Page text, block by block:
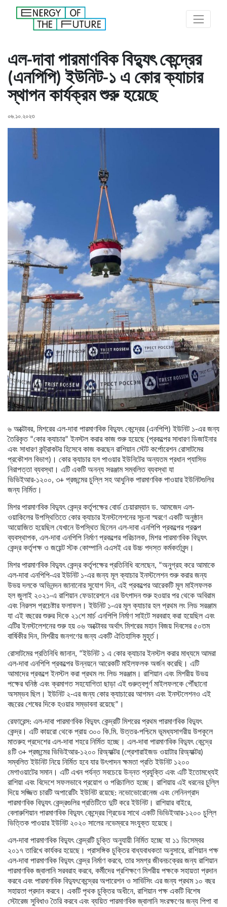
এল-দাবা পারমাণবিক বিদ্যুৎ কেন্দ্রের
(এনপিপি) ইউনিট-১ এ কোর ক্যাচার
স্থাপন কার্যক্রম শুরু হয়েছে
০৬.১০.২০২৩
৬ অক্টোবর, মিশরের এল-দাবা পারমাণবিক বিদ্যুৎ কেন্দ্রের (এনপিপি) ইউনিট ১-এর জন্য
তৈরিকৃত “কোর ক্যাচার” ইনস্টল করার কাজ শুরু হয়েছে (প্রকল্পের সাধারণ ডিজাইনার
এবং সাধারণ কন্ট্রাকটর হিসেবে কাজ করছেন রাশিয়ান স্টেট কর্পোরেশন রোসাটমের
প্রকৌশল বিভাগ)। কোর ক্যাচার হল পাওয়ার ইউনিটের অন্যতম প্রধান প্যাসিভ
নিরাপত্তা ব্যবস্থা। এটি একটি অনন্য সরঞ্জাম সম্বলিত ব্যবস্থা যা
ভিভিইআর-১২০০, ৩+ প্রজন্মের চুল্লি সহ আধুনিক পারমাণবিক পাওয়ার ইউনিটগুলির
জন্য নির্মিত।
মিশর পারমাণবিক বিদ্যুৎ কেন্দ্র কর্তৃপক্ষের বোর্ড চেয়ারম্যান ড. আমজেদ এল-
ওয়াকিলের উপস্থিতিতে কোর ক্যাচার ইনস্টলেশনের সূচনা স্মরণে একটি অনুষ্ঠান
আয়োজিত হয়েছিল যেখানে উপস্থিত ছিলেন এল-দাবা এনপিপি প্রকল্পের প্রকল্প
ব্যবস্থাপক, এল-দাবা এনপিপি নির্মাণ প্রকল্পের পরিচালক, মিশর পারমাণবিক বিদ্যুৎ
কেন্দ্র কর্তৃপক্ষ ও জয়েন্ট স্টক কোম্পানি এএসই এর উচ্চ পদস্ত কর্মকর্তাবৃন্দ।
মিশর পারমাণবিক বিদ্যুৎ কেন্দ্র কর্তৃপক্ষের প্রতিনিধি বলেছেন, “অনুগ্রহ করে আমাকে
এল-দাবা এনপিপি-এর ইউনিট ১-এর জন্য মূল ক্যাচার ইনস্টলেশন শুরু করার জন্য
উভয় দলকে অভিনন্দন জানানোর সুযোগ দিন, এই প্রকল্পের আরেকটি মূল মাইলফলক
হল জুলাই ২০২১-এ রাশিয়ান ফেডারেশনে এর উৎপাদন শুরু হওয়ার পর থেকে অবিরাম
এবং নিরলস প্রচেষ্টার ফলাফল। ইউনিট ১-এর মূল ক্যাচার হল প্রথম লং লিড সরঞ্জাম
যা এই বছরের শুরুর দিকে ২১শে মার্চ এনপিপি নির্মাণ সাইটে সরবরাহ করা হয়েছিল এবং
এটির ইনস্টলেশনের শুরু হয় ০৬ অক্টোবর অর্থাৎ মিশরের মহান বিজয় দিবসের ৫০তম
বার্ষিকীর দিন, মিশরীয় জনগণের জন্য একটি ঐতিহাসিক মুহূর্ত।
রোসাটমের প্রতিনিধি জানান, “ইউনিট ১ এ কোর ক্যাচার ইনস্টল করার মাধ্যমে আমরা
এল-দাবা এনপিপি প্রকল্পের উন্নয়নে আরেকটি মাইলফলক অর্জন করেছি। এটি
আমাদের প্রকল্পে ইনস্টল করা প্রথম লং লিড সরঞ্জাম। রাশিয়ান এবং মিশরীয় উভয়
পক্ষের ঘনিষ্ঠ এবং ক্রমাগত সহযোগিতা ছাড়া এই গুরুত্বপূর্ণ মাইলফলকে পৌঁছানো
অসম্ভব ছিল। ইউনিট ২-এর জন্য কোর ক্যাচারের আগমন এবং ইনস্টলেশনও এই
বছরের শেষের দিকে হওয়ার সম্ভাবনা রয়েছে”।
রেফারেন্স: এল-দাবা পারমাণবিক বিদ্যুৎ কেন্দ্রটি মিশরের প্রথম পারমাণবিক বিদ্যুৎ
কেন্দ্র। এটি কায়রো থেকে প্রায় ৩০০ কি.মি. উত্তর-পশ্চিমে ভূমধ্যসাগরীয় উপকূলে
মাতরুহ প্রদেশের এল-দাবা শহরে নির্মিত হচ্ছে। এল-দাবা পারমাণবিক বিদ্যুৎ কেন্দ্রে
৪টি ৩+ প্রজন্মের ভিভিইআর-১২০০ রিঅ্যাক্টর (প্রেশারাইজড ওয়াটার রিঅ্যাক্টর)
সম্বলিত ইউনিট নিয়ে নির্মিত হবে যার উৎপাদন ক্ষমতা প্রতি ইউনিট ১২০০
মেগাওয়াটের সমান। এটি এখন পর্যন্ত সবচেয়ে উন্নত প্রযুক্তি এবং এটি ইতোমধ্যেই
রাশিয়া এবং বিদেশে সফলভাবে প্রয়োগ ও পরিচালিত হচ্ছে। রাশিয়ায় এই ধরনের চুল্লি
দিয়ে সজ্জিত চারটি অপারেটিং ইউনিট রয়েছে: নভোভোরোনেজ এবং লেনিনগ্রাদ
পারমাণবিক বিদ্যুৎ কেন্দ্রগুলির প্রতিটিতে দুটি করে ইউনিট। রাশিয়ার বাইরে,
বেলারুশিয়ান পারমাণবিক বিদ্যুৎ কেন্দ্রের গ্রিডের সাথে একটি ভিভিইআর-১২০০ চুল্লি
ভিত্তিক পাওয়ার ইউনিট ২০২০ সালের নভেম্বরে সংযুক্ত হয়েছে।
এল-দাবা পারমাণবিক বিদ্যুৎ কেন্দ্রটি চুক্তি অনুযায়ী নির্মিত হচ্ছে যা ১১ ডিসেম্বর
২০১৭ তারিখে কার্যকর হয়েছে। প্রাসঙ্গিক চুক্তির বাধ্যবাধকতা অনুসারে, রাশিয়ান পক্ষ
এল-দাবা পারমাণবিক বিদ্যুৎ কেন্দ্র নির্মাণ করবে, তার সমগ্র জীবনচক্রের জন্য রাশিয়ান
পারমাণবিক জ্বালানি সরবরাহ করবে, কর্মীদের প্রশিক্ষণে মিশরীয় পক্ষকে সহায়তা প্রদান
করবে এবং পারমাণবিক বিদ্যুৎকেন্দ্রের অপারেশন ও সার্ভিসিং এর জন্য প্রথম ১০ বছর
সহায়তা প্রদান করবে। একটি পৃথক চুক্তির অধীনে, রাশিয়ান পক্ষ একটি বিশেষ
স্টোরেজ সুবিধাও তৈরি করবে এবং ব্যয়িত পারমাণবিক জ্বালানি সংরক্ষণের জন্য পিপা বা